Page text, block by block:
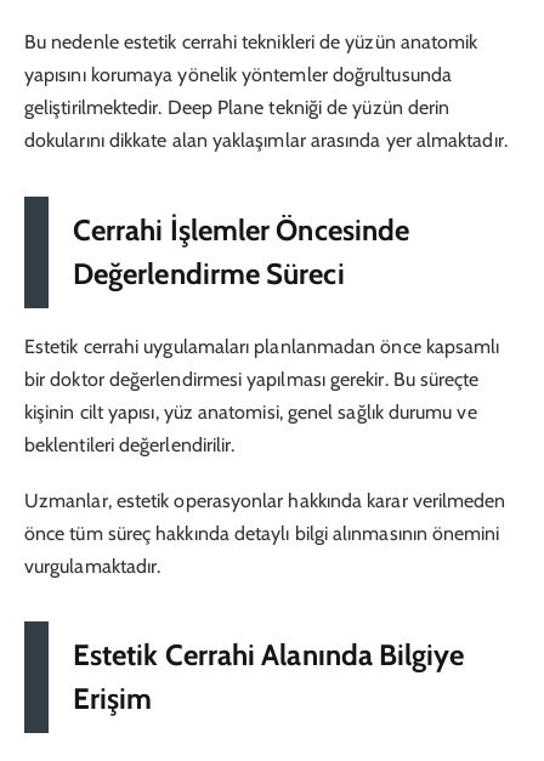
Bu nedenle estetik cerrahi teknikleri de yüzün anatomik
yapısını korumaya yönelik yöntemler doğrultusunda
geliştirilmektedir. Deep Plane tekniği de yüzün derin
dokularını dikkate alan yaklaşımlar arasında yer almaktadır.
Cerrahi İşlemler Öncesinde
Değerlendirme Süreci
Estetik cerrahi uygulamaları planlanmadan önce kapsamlı
bir doktor değerlendirmesi yapılması gerekir. Bu süreçte
kişinin cilt yapısı, yüz anatomisi, genel sağlık durumu ve
beklentileri değerlendirilir.
Uzmanlar, estetik operasyonlar hakkında karar verilmeden
önce tüm süreç hakkında detaylı bilgi alınmasının önemini
vurgulamaktadır.
Estetik Cerrahi Alanında Bilgiye
Erişim